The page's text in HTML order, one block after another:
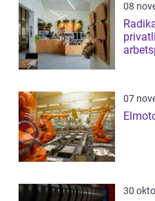
08
07
30